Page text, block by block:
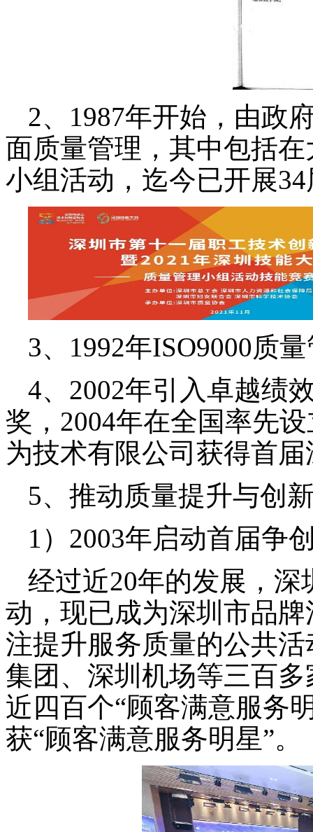
2、1987年开始，由政
面质量管理，其中包括
小组活动，迄今已开展
3、1992年ISO9000质
4、2002年引入卓越绩
奖，2004年在全国率先
为技术有限公司获得首
5、推动质量提升与创
1）2003年启动首届争
经过近20年的发展，
动，现已成为深圳市品
注提升服务质量的公共
集团、深圳机场等三百
近四百个“顾客满意服务
获“顾客满意服务明星”。